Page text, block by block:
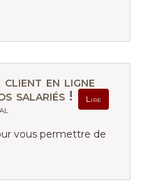
client en ligne
salariés !
Lire
vous permettre de